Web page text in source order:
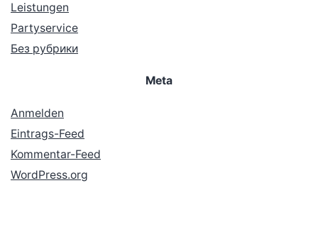
Leistungen
Partyservice
Без рубрики
Meta
Anmelden
Eintrags-Feed
Kommentar-Feed
WordPress.org